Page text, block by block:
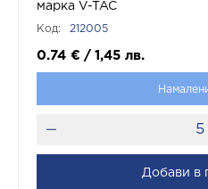
марка V-TAC
Код: 212005
0.74 € / 1,45 лв.
Добави в